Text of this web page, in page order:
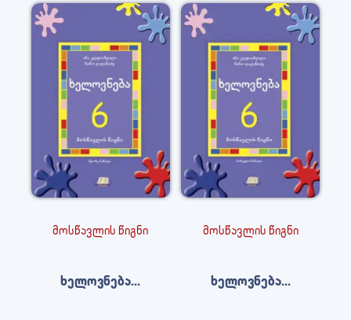
მოსწავლის წიგნი
ხელოვნება...
მოსწავლის წიგნი
ხელოვნება...